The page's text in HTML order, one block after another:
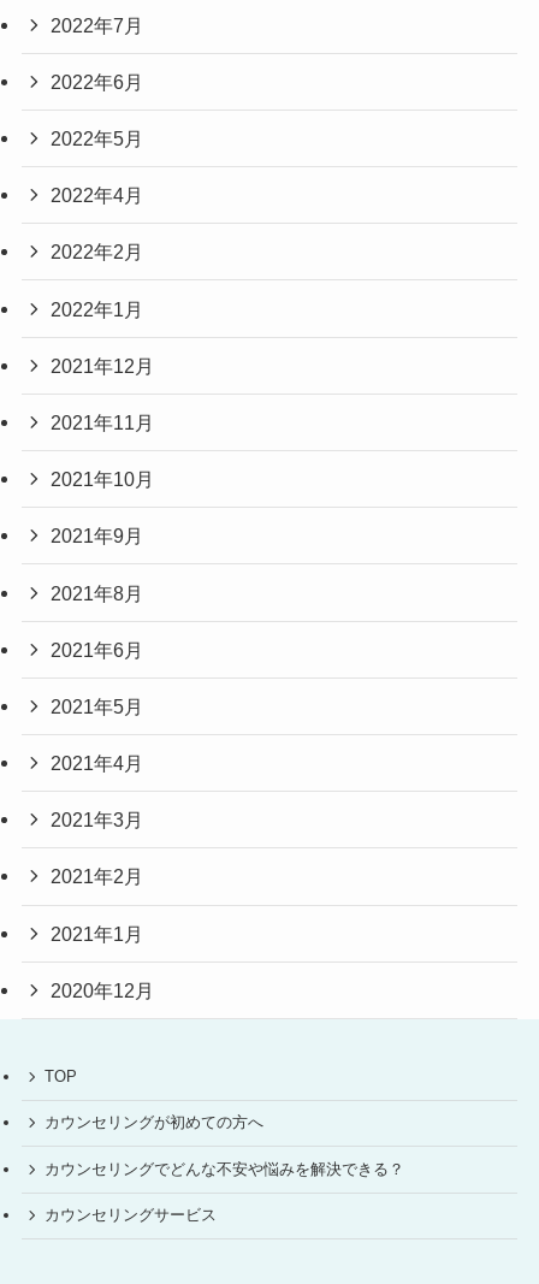
2022年7月
2022年6月
2022年5月
2022年4月
2022年2月
2022年1月
2021年12月
2021年11月
2021年10月
2021年9月
2021年8月
2021年6月
2021年5月
2021年4月
2021年3月
2021年2月
2021年1月
2020年12月
TOP
カウンセリングが初めての方へ
カウンセリングでどんな不安や悩みを解決できる？
カウンセリングサービス